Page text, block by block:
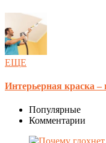
ЕЩЕ
Интерьерная краска –
Популярные
Комментарии